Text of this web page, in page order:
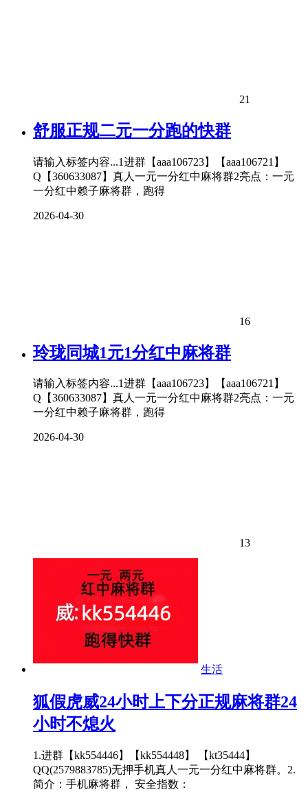
21
舒服正规二元一分跑的快群
请输入标签内容...1进群【aaa106723】【aaa106721】
Q【360633087】真人一元一分红中麻将群2亮点：一元
一分红中赖子麻将群，跑得
2026-04-30
16
玲珑同城1元1分红中麻将群
请输入标签内容...1进群【aaa106723】【aaa106721】
Q【360633087】真人一元一分红中麻将群2亮点：一元
一分红中赖子麻将群，跑得
2026-04-30
13
生活
狐假虎威24小时上下分正规麻将群24
小时不熄火
1.进群【kk554446】【kk554448】 【kt35444】
QQ(2579883785)无押手机真人一元一分红中麻将群。2.
简介：手机麻将群， 安全指数：